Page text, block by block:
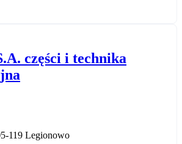
części i technika
119 Legionowo